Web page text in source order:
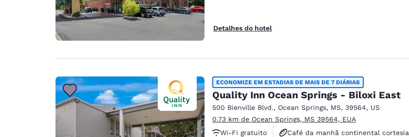
Detalhes do hotel
ECONOMIZE EM ESTADIAS DE MAIS DE 7 DIÁRIAS
Quality Inn Ocean Springs - Biloxi East
500 Bienville Blvd., Ocean Springs, MS, 39564, US
0.73 km de Ocean Springs, MS 39564, EUA
Wi-Fi gratuito
Café da manhã continental cortesia